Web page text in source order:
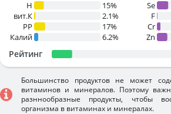
H
15%
вит.К
2.1%
PP
17%
Калий
6.2%
Se
F
Cr
Zn
Рейтинг
Большинство продуктов не может
витаминов и минералов. Поэтому
разннообразные продукты, чтобы
организма в витаминах и минералах.